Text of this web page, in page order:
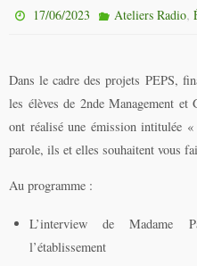
17/06/2023 Ateliers Radio,
Dans le cadre des projets PEPS,
les élèves de 2nde Management et
ont réalisé une émission intitulée
parole, ils et elles souhaitent vous
Au programme :
L’interview de Madame
l’établissement